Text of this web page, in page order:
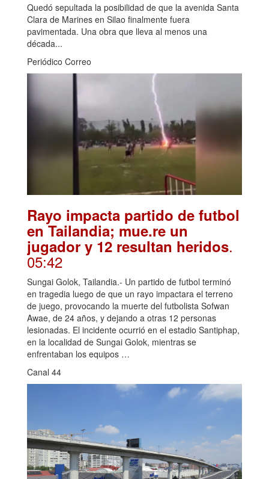
Quedó sepultada la posibilidad de que la avenida Santa
Clara de Marines en Silao finalmente fuera
pavimentada. Una obra que lleva al menos una
década...
Periódico Correo
Rayo impacta partido de futbol
en Tailandia; mue.re un
jugador y 12 resultan heridos.
05:42
Sungai Golok, Tailandia.- Un partido de futbol terminó
en tragedia luego de que un rayo impactara el terreno
de juego, provocando la muerte del futbolista Sofwan
Awae, de 24 años, y dejando a otras 12 personas
lesionadas. El incidente ocurrió en el estadio Santiphap,
en la localidad de Sungai Golok, mientras se
enfrentaban los equipos …
Canal 44